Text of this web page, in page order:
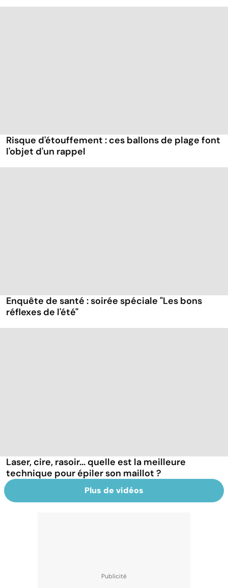
Risque d'étouffement : ces ballons de plage font
l'objet d'un rappel
Enquête de santé : soirée spéciale "Les bons
réflexes de l'été"
Laser, cire, rasoir... quelle est la meilleure
technique pour épiler son maillot ?
Plus de vidéos